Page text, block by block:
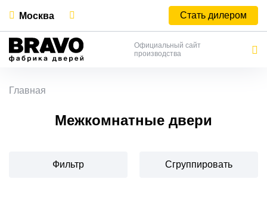
Москва Стать дилером
Официальный сайт
производства
Главная
Межкомнатные двери
Фильтр Сгруппировать